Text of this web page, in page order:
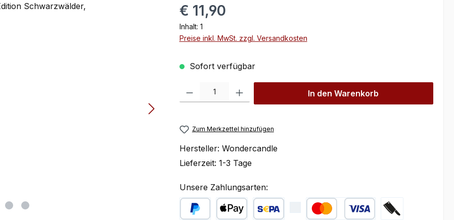
Regulärer Preis:
€ 11,90
Inhalt: 1
Preise inkl. MwSt. zzgl. Versandkosten
Sofort verfügbar
Produkt Anzahl: Gib den gewünschten Wert ein oder benutze die Schaltflächen
In den Warenkorb
Zum Merkzettel hinzufügen
Hersteller: Wondercandle
Lieferzeit: 1-3 Tage
Unsere Zahlungsarten: